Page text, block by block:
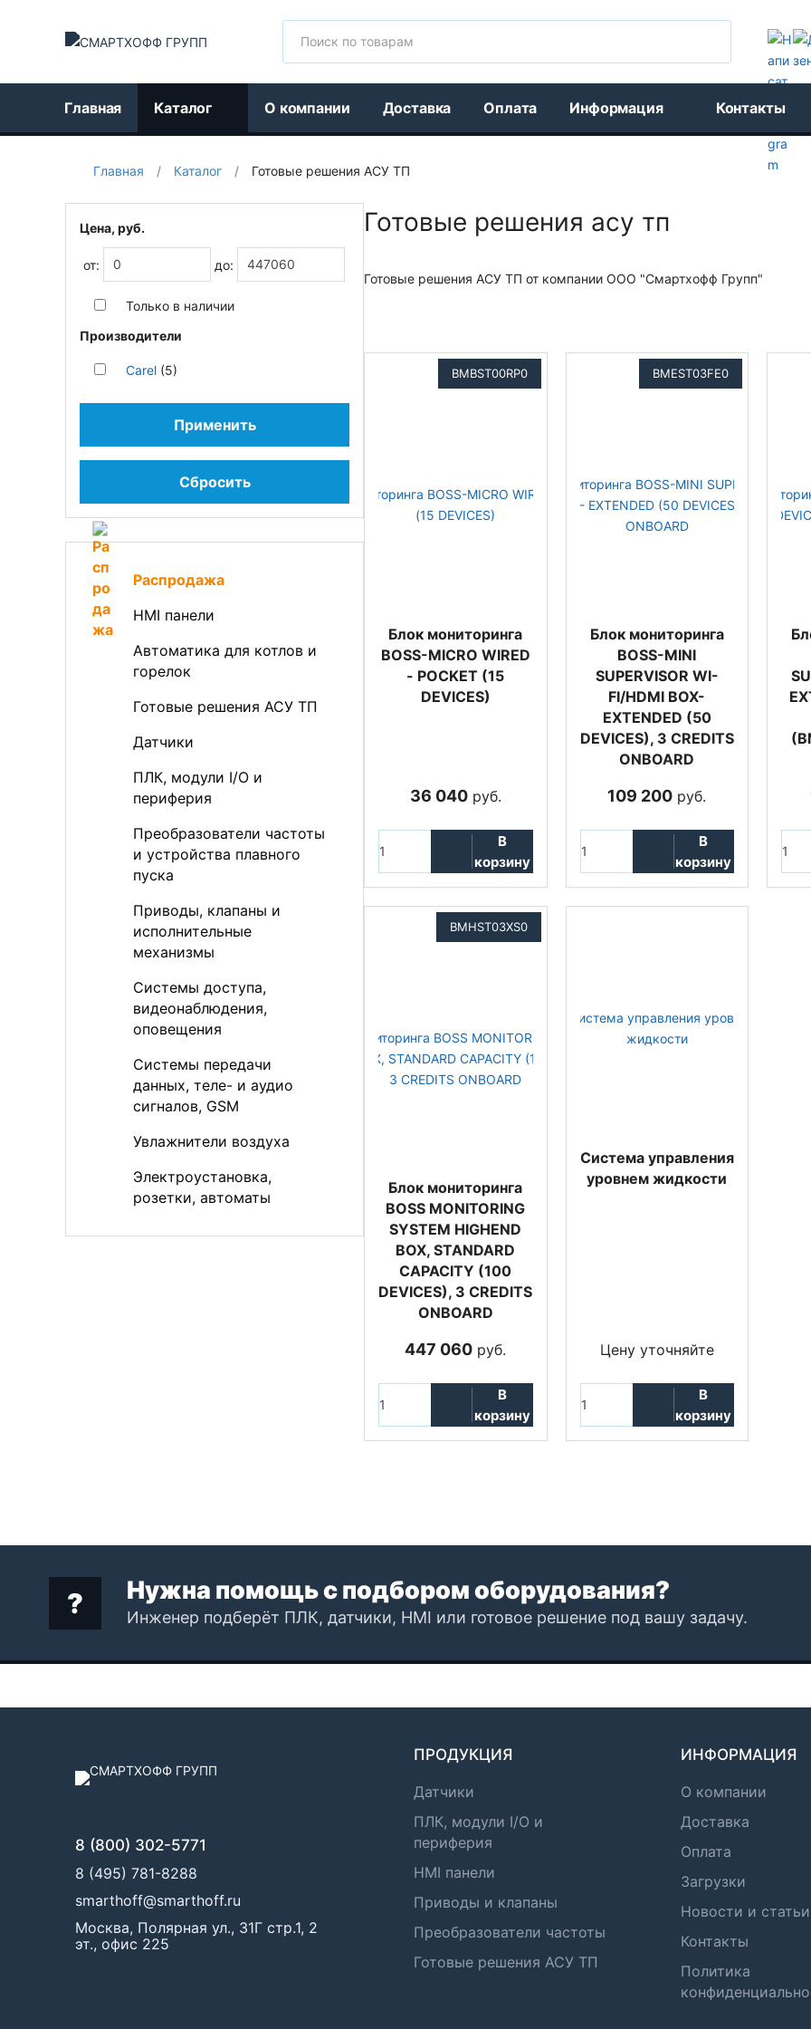
Главная Каталог О компании Доставка Оплата Информация Контакты
Главная / Каталог / Готовые решения АСУ ТП
Цена, руб.
от: до:
Только в наличии
Производители
Carel (5)
Применить
Сбросить
Распродажа
HMI панели
Автоматика для котлов и
горелок
Готовые решения АСУ ТП
Датчики
ПЛК, модули I/O и
периферия
Преобразователи частоты
и устройства плавного
пуска
Приводы, клапаны и
исполнительные
механизмы
Системы доступа,
видеонаблюдения,
оповещения
Системы передачи
данных, теле- и аудио
сигналов, GSM
Увлажнители воздуха
Электроустановка,
розетки, автоматы
Готовые решения асу тп
Готовые решения АСУ ТП от компании ООО "Смартхофф Групп"
BMBST00RP0
Блок мониторинга
BOSS-MICRO WIRED
- POCKET (15
DEVICES)
36 040руб.
В
корзину
BMEST03FE0
Блок мониторинга
BOSS-MINI
SUPERVISOR WI-
FI/HDMI BOX-
EXTENDED (50
DEVICES), 3 CREDITS
ONBOARD
109 200 руб.
В
корзину
BMHST03XS0
Блок мониторинга
BOSS MONITORING
SYSTEM HIGHEND
BOX, STANDARD
CAPACITY (100
DEVICES), 3 CREDITS
ONBOARD
447 060 руб.
В
корзину
Система управления
уровнем жидкости
Цену уточняйте
В
корзину
Нужна помощь с подбором оборудования?
Инженер подберёт ПЛК, датчики, HMI или готовое решение под вашу задачу.
8 (800) 302-5771
8 (495) 781-8288
smarthoff@smarthoff.ru
Москва, Полярная ул., 31Г стр.1, 2
эт., офис 225
ПРОДУКЦИЯ
Датчики
ПЛК, модули I/O и
периферия
HMI панели
Приводы и клапаны
Преобразователи частоты
Готовые решения АСУ ТП
ИНФОРМАЦИЯ
О компании
Доставка
Оплата
Загрузки
Новости и статьи
Контакты
Политика